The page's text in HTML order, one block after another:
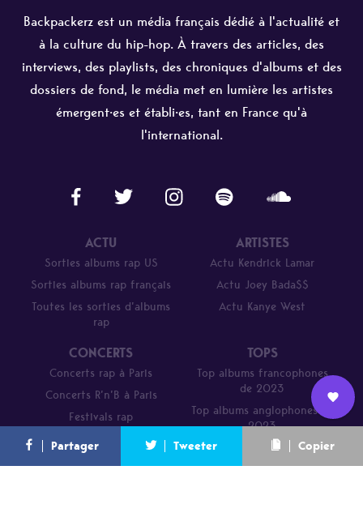
L’équipe
Nous
rejoindre
Newsletter
Partager Tweeter Copier
Backpackerz est un média français dédié à l'actualité et
à la culture du hip-hop. À travers des articles, des
interviews, des playlists, des chroniques d'albums et des
dossiers de fond, le média met en lumière les artistes
émergent·es et établi·es, tant en France qu'à
l'international.
ACTU
Sorties albums rap US
Sorties albums rap français
Toutes les sorties d’albums
rap
ARTISTES
Actu Kendrick Lamar
Actu Joey Bada$$
Actu Kanye West
CONCERTS
Concerts rap à Paris
Concerts R’n’B à Paris
Festivals rap
TOPS
Top albums francophones
de 2023
Top albums anglophones de
2023
Parcours de DJ Mehdi en 20
titres